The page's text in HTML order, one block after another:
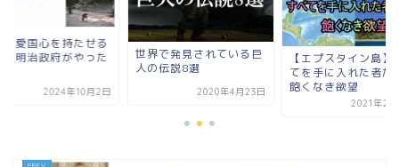
世界で発見されている巨
2020年4月23日
【エプスタイン島】すべ
てを手に入れた者たちの
飽くなき欲望
国民に愛
ために明
こと